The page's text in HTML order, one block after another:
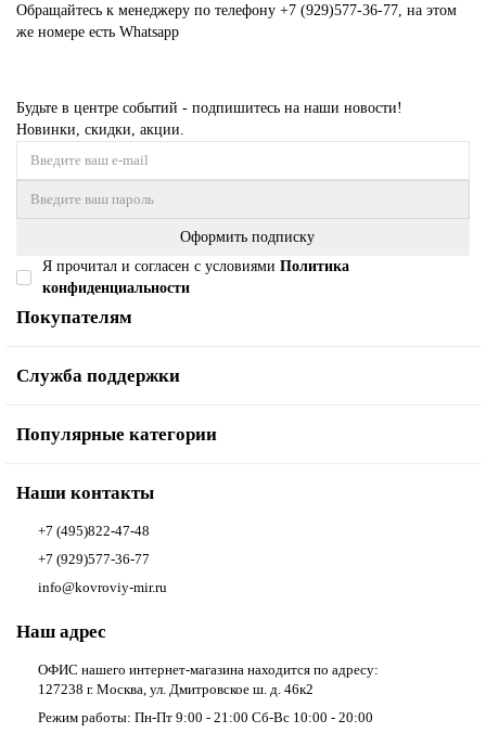
Обращайтесь к менеджеру по телефону +7 (929)577-36-77 , на этом
же номере есть Whatsapp
Будьте в центре событий - подпишитесь на наши новости!
Новинки, скидки, акции.
Оформить подписку
Я прочитал и согласен с условиями Политика
конфиденциальности
Покупателям
Служба поддержки
Популярные категории
Наши контакты
+7 (495)822-47-48
+7 (929)577-36-77
info@kovroviy-mir.ru
Наш адрес
ОФИС нашего интернет-магазина находится по адресу:
127238 г. Москва, ул. Дмитровское ш. д. 46к2
Режим работы: Пн-Пт 9:00 - 21:00 Сб-Вс 10:00 - 20:00